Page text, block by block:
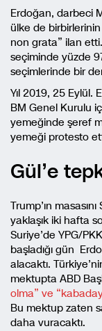
Erdoğan, darbeci
ülke de
non grata” ilan
seçiminde yüzde
seçimlerinde bir
Yıl 2019, 25 Eylül.
BM Genel Kurulu
yemeğinde şeref
yemeği protesto
Gül’e
Trump’ın
yaklaşık iki hafta
Suriye’de YPG/
başladığı gün
alacaktı.
mektupta ABD
olma” ve
Bu mektup zaten
daha vuracaktı.